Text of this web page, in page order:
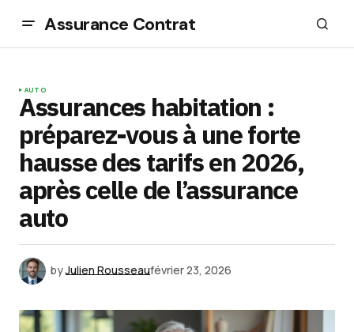
Assurance Contrat
AUTO
Assurances habitation :
préparez-vous à une forte
hausse des tarifs en 2026,
après celle de l’assurance
auto
byJulien Rousseaufévrier 23, 2026